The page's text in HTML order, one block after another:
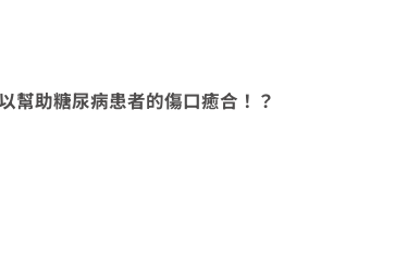
幫助糖尿病患者的傷口癒合！？